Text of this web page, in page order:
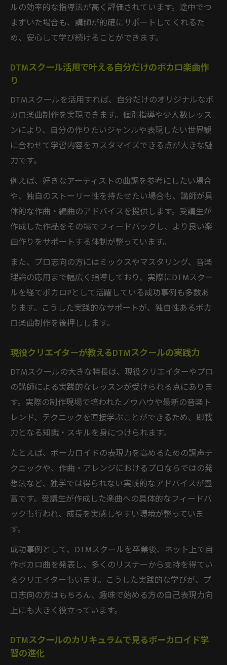
ルの効率的な指導法が高く評価されています。途中でつ
まずいた場合も、講師が的確にサポートしてくれるた
め、安心して学び続けることができます。
DTMスクール活用で叶える自分だけのボカロ楽曲作
り
DTMスクールを活用すれば、自分だけのオリジナルなボ
カロ楽曲制作を実現できます。個別指導や少人数レッス
ンにより、自分の作りたいジャンルや表現したい世界観
に合わせて学習内容をカスタマイズできる点が大きな魅
力です。
例えば、好きなアーティストの曲調を参考にしたい場合
や、独自のストーリー性を持たせたい場合も、講師が具
体的な作曲・編曲のアドバイスを提供します。受講生が
作成した作品をその場でフィードバックし、より良い楽
曲作りをサポートする体制が整っています。
また、プロ志向の方にはミックスやマスタリング、音楽
理論の応用まで幅広く指導しており、実際にDTMスクー
ルを経てボカロPとして活躍している成功事例も多数あ
ります。こうした実践的なサポートが、独自性あるボカ
ロ楽曲制作を後押しします。
現役クリエイターが教えるDTMスクールの実践力
DTMスクールの大きな特長は、現役クリエイターやプロ
の講師による実践的なレッスンが受けられる点にありま
す。実際の制作現場で培われたノウハウや最新の音楽ト
レンド、テクニックを直接学ぶことができるため、即戦
力となる知識・スキルを身につけられます。
たとえば、ボーカロイドの表現力を高めるための調声テ
クニックや、作曲・アレンジにおけるプロならではの発
想法など、独学では得られない実践的なアドバイスが豊
富です。受講生が作成した楽曲への具体的なフィードバ
ックも行われ、成長を実感しやすい環境が整っていま
す。
成功事例として、DTMスクールを卒業後、ネット上で自
作ボカロ曲を発表し、多くのリスナーから支持を得てい
るクリエイターもいます。こうした実践的な学びが、プ
ロ志向の方はもちろん、趣味で始める方の自己表現力向
上にも大きく役立っています。
DTMスクールのカリキュラムで見るボーカロイド学
習の進化